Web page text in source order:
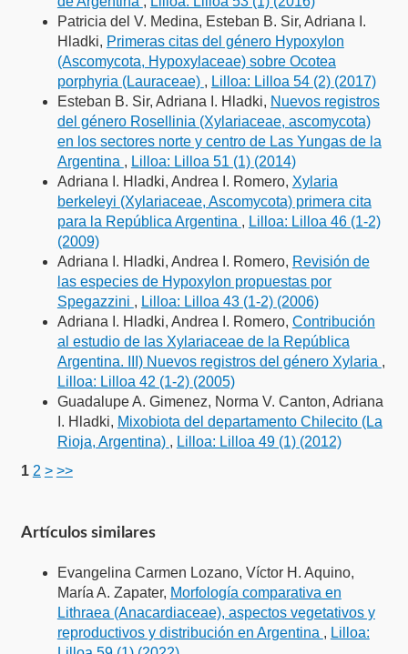
Patricia del V. Medina, Esteban B. Sir, Adriana I.
Hladki, Primeras citas del género Hypoxylon
(Ascomycota, Hypoxylaceae) sobre Ocotea
porphyria (Lauraceae) , Lilloa: Lilloa 54 (2) (2017)
Esteban B. Sir, Adriana I. Hladki, Nuevos registros
del género Rosellinia (Xylariaceae, ascomycota)
en los sectores norte y centro de Las Yungas de la
Argentina , Lilloa: Lilloa 51 (1) (2014)
Adriana I. Hladki, Andrea I. Romero, Xylaria
berkeleyi (Xylariaceae, Ascomycota) primera cita
para la República Argentina , Lilloa: Lilloa 46 (1-2)
(2009)
Adriana I. Hladki, Andrea I. Romero, Revisión de
las especies de Hypoxylon propuestas por
Spegazzini , Lilloa: Lilloa 43 (1-2) (2006)
Adriana I. Hladki, Andrea I. Romero, Contribución
al estudio de las Xylariaceae de la República
Argentina. III) Nuevos registros del género Xylaria ,
Lilloa: Lilloa 42 (1-2) (2005)
Guadalupe A. Gimenez, Norma V. Canton, Adriana
I. Hladki, Mixobiota del departamento Chilecito (La
Rioja, Argentina) , Lilloa: Lilloa 49 (1) (2012)
1 2 > >>
Artículos similares
Evangelina Carmen Lozano, Víctor H. Aquino,
María A. Zapater, Morfología comparativa en
Lithraea (Anacardiaceae), aspectos vegetativos y
reproductivos y distribución en Argentina , Lilloa: